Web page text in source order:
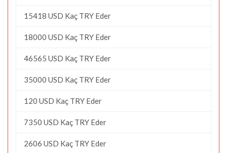
15418 USD Kaç TRY Eder
18000 USD Kaç TRY Eder
46565 USD Kaç TRY Eder
35000 USD Kaç TRY Eder
120 USD Kaç TRY Eder
7350 USD Kaç TRY Eder
2606 USD Kaç TRY Eder